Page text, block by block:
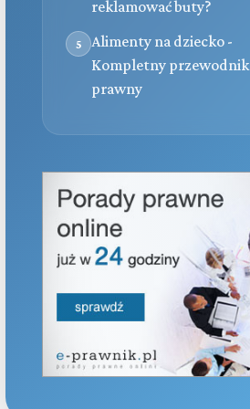
reklamować buty?
5
Alimenty na dziecko -
Kompletny przewodnik
prawny